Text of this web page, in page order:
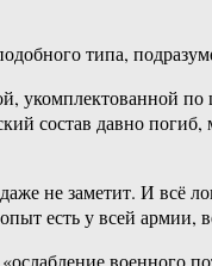
типа,
состав давно
не заметит. И всё
есть у всей